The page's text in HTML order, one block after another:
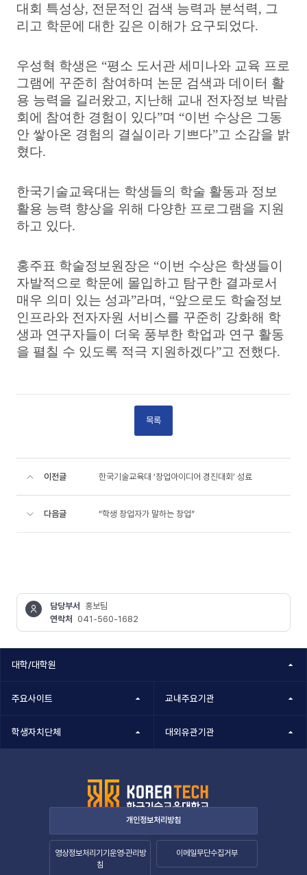
대회 특성상, 전문적인 검색 능력과 분석력, 그
리고 학문에 대한 깊은 이해가 요구되었다.
우성혁 학생은 “평소 도서관 세미나와 교육 프로
그램에 꾸준히 참여하며 논문 검색과 데이터 활
용 능력을 길러왔고, 지난해 교내 전자정보 박람
회에 참여한 경험이 있다”며 “이번 수상은 그동
안 쌓아온 경험의 결실이라 기쁘다”고 소감을 밝
혔다.
한국기술교육대는 학생들의 학술 활동과 정보
활용 능력 향상을 위해 다양한 프로그램을 지원
하고 있다.
홍주표 학술정보원장은 “이번 수상은 학생들이
자발적으로 학문에 몰입하고 탐구한 결과로서
매우 의미 있는 성과”라며 , “앞으로도 학술정보
인프라와 전자자원 서비스를 꾸준히 강화해 학
생과 연구자들이 더욱 풍부한 학업과 연구 활동
을 펼칠 수 있도록 적극 지원하겠다”고 전했다.
목록
이전글 한국기술교육대 ‘창업아이디어 경진대회’ 성료
다음글 “학생 창업자가 말하는 창업”
담당부서
홍보팀
연락처
041-560-1682
대학/대학원
주요사이트 교내주요기관
학생자치단체 대외유관기관
개인정보처리방침
영상정보처리기기운영·관리방
침
이메일무단수집거부